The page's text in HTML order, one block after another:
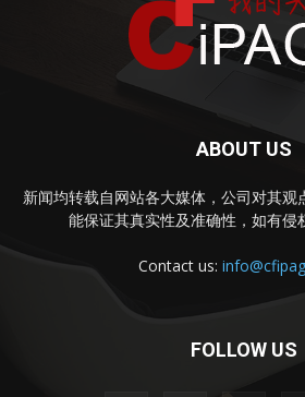
ABOUT US
新闻均转载自网站各大媒体，公司对其观
能保证其真实性及准确性，如有侵
Contact us:
FOLLOW US